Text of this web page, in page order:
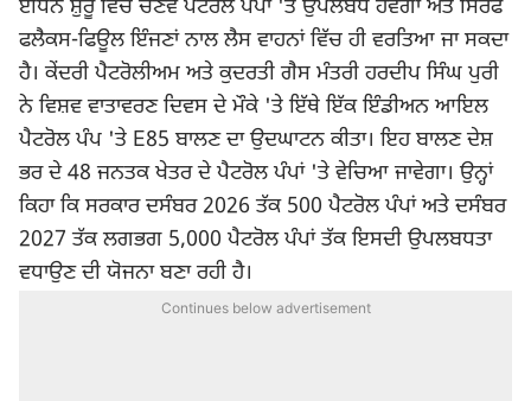
ਈਧਨ ਸ਼ੁਰੂ ਵਿੱਚ ਚੋਣਵੇਂ ਪੈਟਰੋਲ ਪੰਪਾਂ 'ਤੇ ਉਪਲਬਧ ਹੋਵੇਗਾ ਅਤੇ ਸਿਰਫ
ਫਲੈਕਸ-ਫਿਊਲ ਇੰਜਣਾਂ ਨਾਲ ਲੈਸ ਵਾਹਨਾਂ ਵਿੱਚ ਹੀ ਵਰਤਿਆ ਜਾ ਸਕਦਾ
ਹੈ। ਕੇਂਦਰੀ ਪੈਟਰੋਲੀਅਮ ਅਤੇ ਕੁਦਰਤੀ ਗੈਸ ਮੰਤਰੀ ਹਰਦੀਪ ਸਿੰਘ ਪੁਰੀ
ਨੇ ਵਿਸ਼ਵ ਵਾਤਾਵਰਣ ਦਿਵਸ ਦੇ ਮੌਕੇ 'ਤੇ ਇੱਥੇ ਇੱਕ ਇੰਡੀਅਨ ਆਇਲ
ਪੈਟਰੋਲ ਪੰਪ 'ਤੇ E85 ਬਾਲਣ ਦਾ ਉਦਘਾਟਨ ਕੀਤਾ। ਇਹ ਬਾਲਣ ਦੇਸ਼
ਭਰ ਦੇ 48 ਜਨਤਕ ਖੇਤਰ ਦੇ ਪੈਟਰੋਲ ਪੰਪਾਂ 'ਤੇ ਵੇਚਿਆ ਜਾਵੇਗਾ। ਉਨ੍ਹਾਂ
ਕਿਹਾ ਕਿ ਸਰਕਾਰ ਦਸੰਬਰ 2026 ਤੱਕ 500 ਪੈਟਰੋਲ ਪੰਪਾਂ ਅਤੇ ਦਸੰਬਰ
2027 ਤੱਕ ਲਗਭਗ 5,000 ਪੈਟਰੋਲ ਪੰਪਾਂ ਤੱਕ ਇਸਦੀ ਉਪਲਬਧਤਾ
ਵਧਾਉਣ ਦੀ ਯੋਜਨਾ ਬਣਾ ਰਹੀ ਹੈ।
Continues below advertisement